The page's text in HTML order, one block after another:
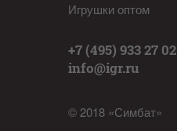
Игрушки оптом
+7 (495) 933 27 02
info@igr.ru
© 2018 «Симбат»